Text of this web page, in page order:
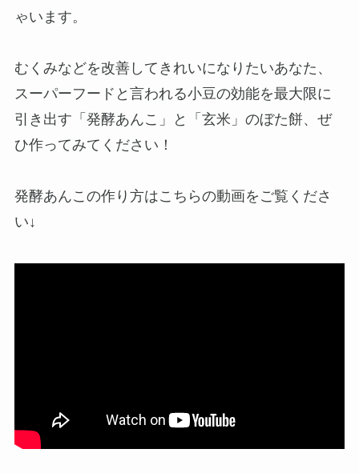
ゃいます。
むくみなどを改善してきれいになりたいあなた、
スーパーフードと言われる小豆の効能を最大限に
引き出す「発酵あんこ」と「玄米」のぼた餅、ぜ
ひ作ってみてください！
発酵あんこの作り方はこちらの動画をご覧くださ
い↓